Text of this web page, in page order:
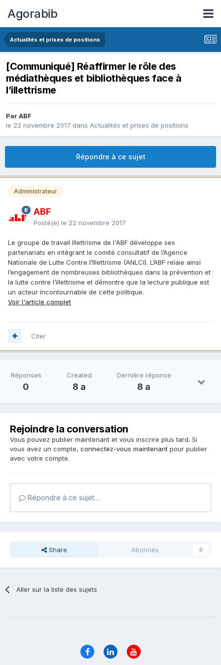
Agorabib
Actualités et prises de positions
[Communiqué] Réaffirmer le rôle des
médiathèques et bibliothèques face à
l’illettrisme
Par ABF
le 22 novembre 2017 dans Actualités et prises de positions
Répondre à ce sujet
Administrateur
ABF
Posté(e) le 22 novembre 2017
Le groupe de travail Illettrisme de l'ABF développe ses
partenariats en intégrant le comité consultatif de l’Agence
Nationale de Lutte Contre l’Illettrisme (ANLCI). L’ABF relaie ainsi
l’engagement de nombreuses bibliothèques dans la prévention et
la lutte contre l’illettrisme et démontre que la lecture publique est
un acteur incontournable de cette politique.
Voir l'article complet
Citer
Réponses
0
Created
8 a
Dernière réponse
8 a
Rejoindre la conversation
Vous pouvez publier maintenant et vous inscrire plus tard. Si
vous avez un compte, connectez-vous maintenant pour publier
avec votre compte.
Répondre à ce sujet…
Share Abonnés 0
Aller sur la liste des sujets